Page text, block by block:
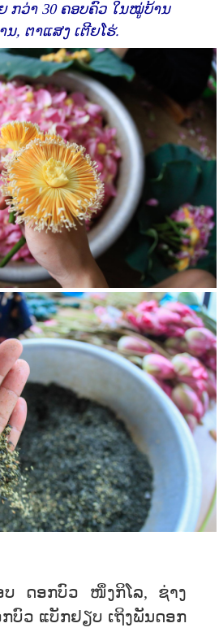
ກວ່າ 30 ຄອບຄົວ ໃນໝູ່ບ້ານ
ນ, ຕາແສງ ເຕີຍໂຮ່.
ບ ດອກບົວ ໜຶ່ງກິໂລ, ຊ່າງ
ບົວ ແບັກຢຽບ ເຖິງພັນດອກ